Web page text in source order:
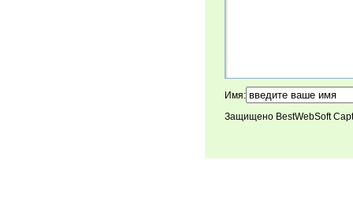
Имя:
Защищено BestWebSoft